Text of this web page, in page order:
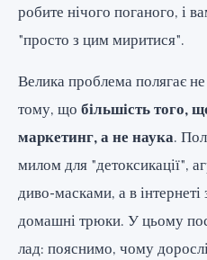
Важке кістозне
повна чесність
Міфи, в які
Підсумок та
робите нічого поганого, і
"просто з цим миритися".
Велика проблема полягає
тому, що більшість того,
маркетинг, а не наука.
милом для "детоксикації",
диво-масками, а в
домашні трюки. У цьому
лад: пояснимо, чому